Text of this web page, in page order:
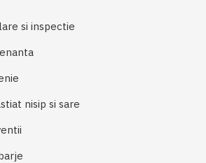
si inspectie
nisip si sare